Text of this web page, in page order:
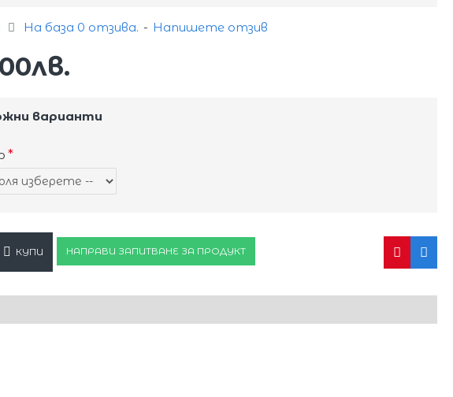
На база 0 отзива. - Напишете отзив
варианти
КУПИ НАПРАВИ ЗАПИТВАНЕ ЗА ПРОДУКТ